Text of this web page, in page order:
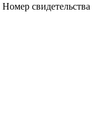
Номер свидетельства